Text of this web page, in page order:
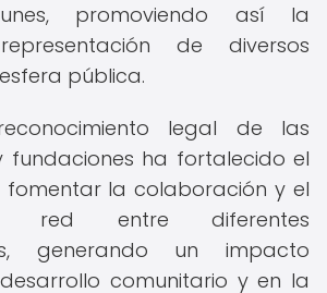
promoviendo así la
de diversos
pública.
legal de las
fundaciones ha fortalecido el
fomentar la colaboración y el
red entre diferentes
generando un impacto
comunitario y en la